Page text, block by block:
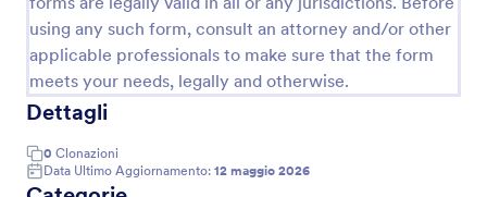
using any such form, consult an attorney and/or other
applicable professionals to make sure that the form
meets your needs, legally and otherwise.
Dettagli
0 Clonazioni
Data Ultimo Aggiornamento: 12 maggio 2026
Se devi compilare il modulo con i pazienti di
persona, puoi facilmente condividere con loro un
link per compilarlo dal loro computer o dispositivo
mobile. È anche possibile aggiungere una foto del
paziente! Se utilizzi Dropbox, Google Drive o
Microsoft OneDrive per archiviare le informazioni
mediche, puoi usare una delle integrazioni gratuite
di Jotform per inviare le risposte al modulo
automaticamente ai tuoi altri account. Mantieni